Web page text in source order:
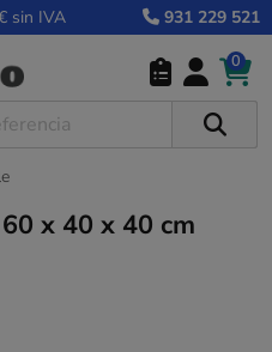
sin IVA 931 229 521
0
x 40 x 40 cm